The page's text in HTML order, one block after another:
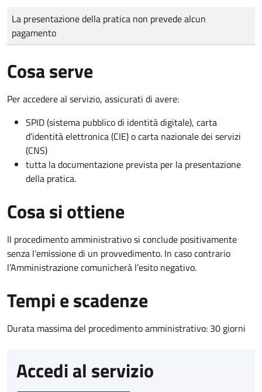
Tipo di pagamento
Importo
La presentazione della pratica non prevede alcun
pagamento
Cosa serve
Per accedere al servizio, assicurati di avere:
SPID (sistema pubblico di identità digitale), carta
d’identità elettronica (CIE) o carta nazionale dei servizi
(CNS)
tutta la documentazione prevista per la presentazione
della pratica.
Cosa si ottiene
Il procedimento amministrativo si conclude positivamente
senza l’emissione di un provvedimento. In caso contrario
l’Amministrazione comunicherà l’esito negativo.
Tempi e scadenze
Durata massima del procedimento amministrativo: 30 giorni
Accedi al servizio